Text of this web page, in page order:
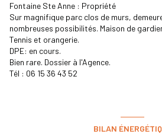
Fontaine Ste Anne : Propriété
Sur magnifique parc clos de murs,
nombreuses possibilités. Maison de
Tennis et orangerie.
DPE: en cours.
Bien rare. Dossier à l'Agence.
Tél : 06 15 36 43 52
BILAN